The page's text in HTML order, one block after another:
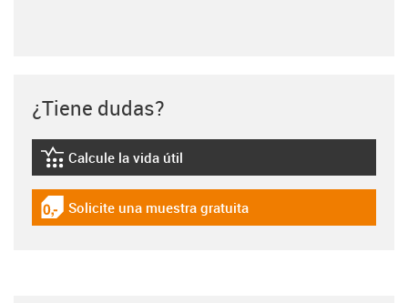
¿Tiene dudas?
igus-icon-lebensdauerrechner
Calcule la vida útil
igus-icon-gratismuster
Solicite una muestra gratuita